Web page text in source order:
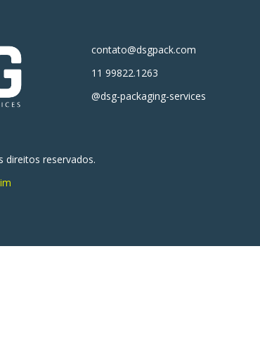
contato@dsgpack.com
11 99822.1263
@dsg-packaging-services
reservados.